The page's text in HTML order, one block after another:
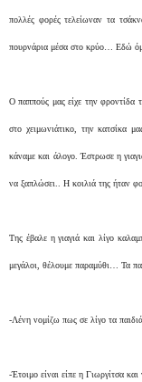
πολλές φορές τελείωναν τα
πουρνάρια μέσα στο κρύο… Εδώ
Ο παππούς μας είχε την φροντίδα
στο χειμωνιάτικο, την κατσίκα
κάναμε και άλογο. Έστρωσε η
να ξαπλώσει.. Η κοιλιά της ήταν
Της έβαλε η γιαγιά και λίγο
μεγάλοι, θέλουμε παραμύθι… Τα
-Λένη νομίζω πως σε λίγο τα
-Έτοιμο είναι είπε η Γιωργίτσα